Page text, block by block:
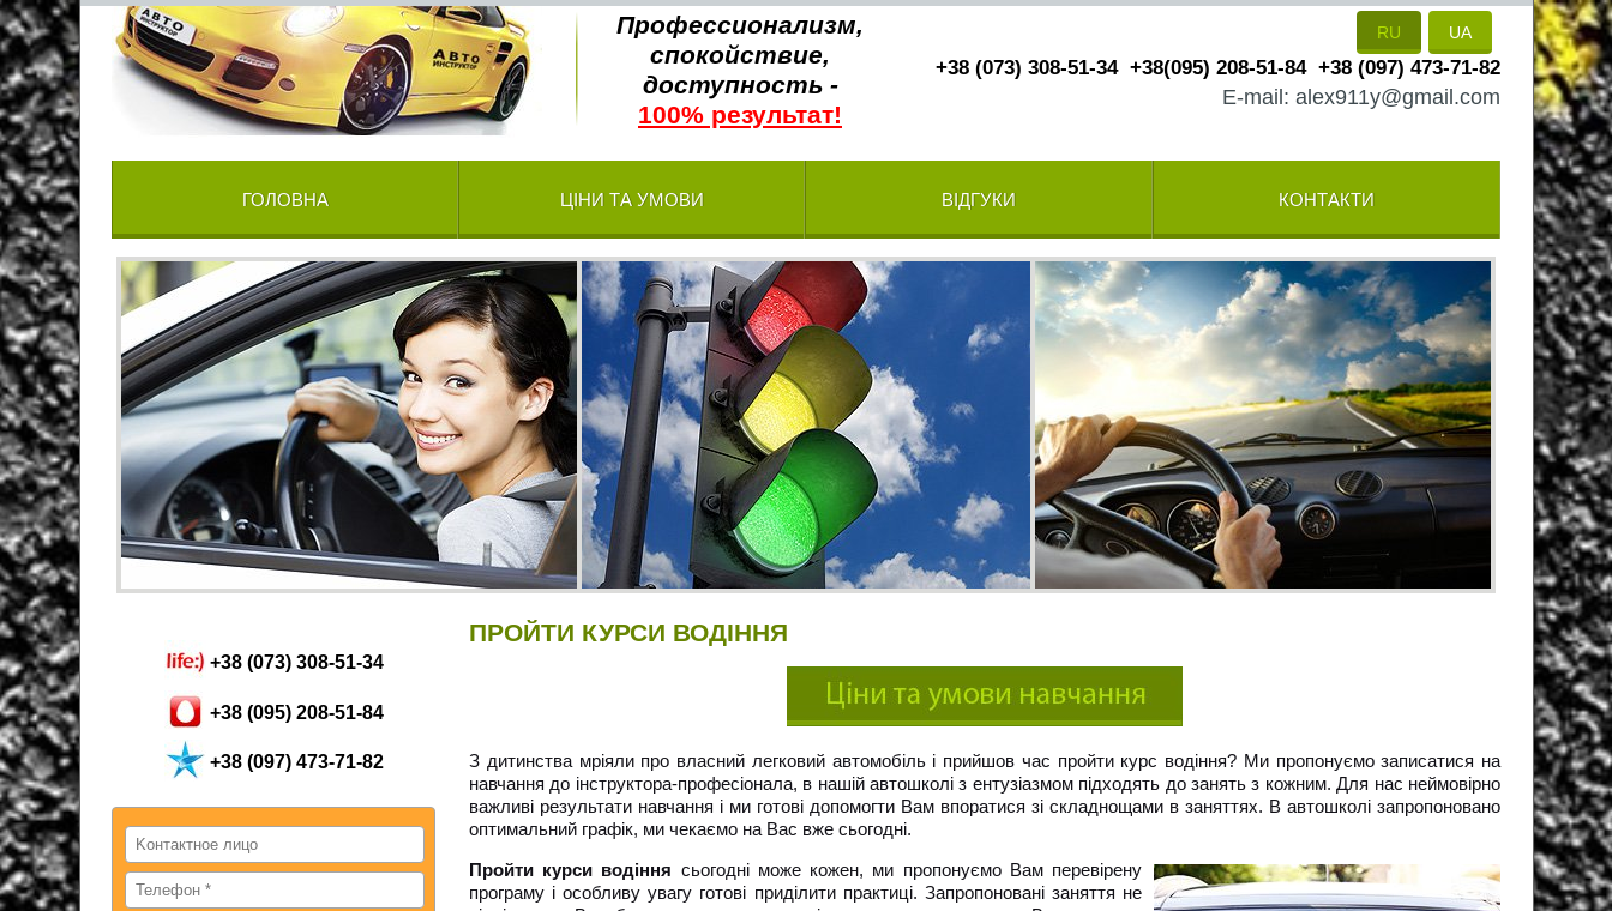
RU UA
Профессионализм,
спокойствие,
доступность -
100% результат!
+38 (073) 308-51-34 +38(095) 208-51-84 +38 (097) 473-71-82
E-mail: alex911y@gmail.com
ГОЛОВНА ЦІНИ ТА УМОВИ ВІДГУКИ КОНТАКТИ
+38 (073) 308-51-34
+38 (095) 208-51-84
+38 (097) 473-71-82
ПРОЙТИ КУРСИ ВОДІННЯ
З дитинства мріяли про власний легковий автомобіль і прийшов час пройти курс водіння? Ми пропонуємо записатися на
навчання до інструктора-професіонала, в нашій автошколі з ентузіазмом підходять до занять з кожним. Для нас неймовірно
важливі результати навчання і ми готові допомогти Вам впоратися зі складнощами в заняттях. В автошколі запропоновано
оптимальний графік, ми чекаємо на Вас вже сьогодні.
Пройти курси водіння сьогодні може кожен, ми пропонуємо Вам перевірену
програму і особливу увагу готові приділити практиці. Запропоновані заняття не